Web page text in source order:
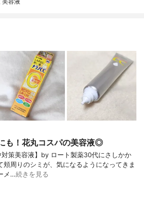
も！花丸コスパの美容液◎
対策美容液】by ロート製薬30代にさしかか
頬周りのシミが、気になるようになってきま
メ…続きを見る